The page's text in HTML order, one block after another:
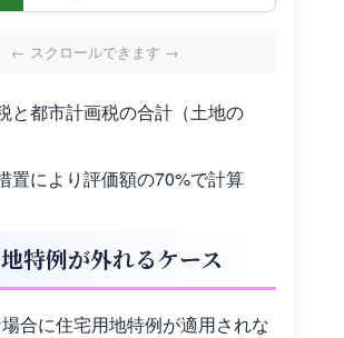
と都市計画税の合計（土地の
置により評価額の70%で計算
特例が外れるケース
合に住宅用地特例が適用されな